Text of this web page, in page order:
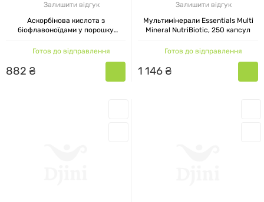
Залишити відгук
Аскорбінова кислота з
біофлавоноїдами у порошку
NutriBiotic, 454 г
Готов до відправлення
882 ₴
Залишити відгук
Мультимінерали Essentials Multi
Mineral NutriBiotic, 250 капсул
Готов до відправлення
1 146₴